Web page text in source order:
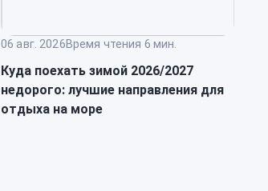
06 авг. 2026Время чтения 6 мин.
Куда поехать зимой 2026/2027
недорого: лучшие направления для
отдыха на море